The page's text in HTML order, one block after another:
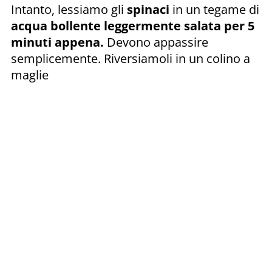
Intanto, lessiamo gli spinaci in un tegame di
acqua bollente leggermente salata per 5
minuti appena. Devono appassire
semplicemente. Riversiamoli in un colino a
maglie